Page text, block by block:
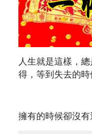
人生就是這樣，
得，等到失去的時
擁有的時候卻沒有